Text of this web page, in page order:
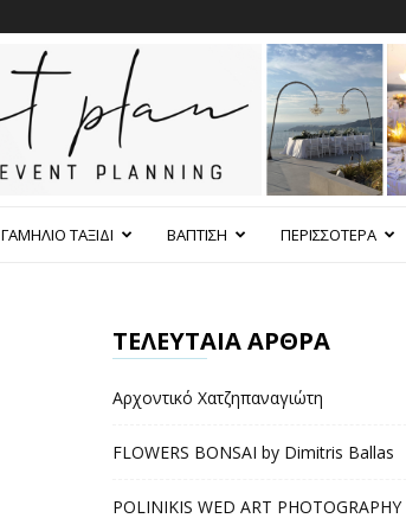
ΓΑΜΗΛΙΟ ΤΑΞΙΔΙ ΒΑΠΤΙΣΗ ΠΕΡΙΣΣΟΤΕΡΑ
ΤΕΛΕΥΤΑΙΑ ΑΡΘΡΑ
Αρχοντικό Χατζηπαναγιώτη
FLOWERS BONSAI by Dimitris Ballas
POLINIKIS WED ART PHOTOGRAPHY